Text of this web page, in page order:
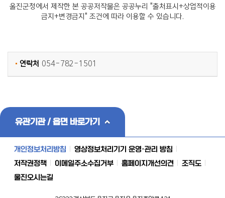
울진군청에서 제작한 본 공공저작물은 공공누리 "출처표시+상업적이용
금지+변경금지" 조건에 따라 이용할 수 있습니다.
연락처 054-782-1501
유관기관 / 읍면 바로가기
개인정보처리방침
영상정보처리기기 운영·관리 방침
저작권정책
이메일주소수집거부 홈페이지개선의견
조직도
울진오시는길